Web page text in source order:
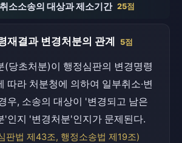
소소송의 대상과 제소기간 25점
재결과 변경처분의 관계 5점
(당초처분)이 행정심판의 변경명령
따라 처분청에 의하여 일부취소·변
우, 소송의 대상이 '변경되고 남은
'인지 '변경처분'인지가 문제된다.
판법 제43조, 행정소송법 제19조)